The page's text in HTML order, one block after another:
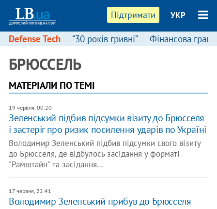
Підтримати УКР
Defense Tech “30 років гривні” Фінансова
БРЮССЕЛЬ
МАТЕРІАЛИ ПО ТЕМІ
19 червня, 00:20
Зеленський підбив підсумки візиту до Брюсселя
і застеріг про ризик посилення ударів по Україні
Володимир Зеленський підбив підсумки свого візиту
до Брюсселя, де відбулось засідання у форматі
"Рамштайн" та засідання…
17 червня, 22:41
Володимир Зеленський прибув до Брюсселя